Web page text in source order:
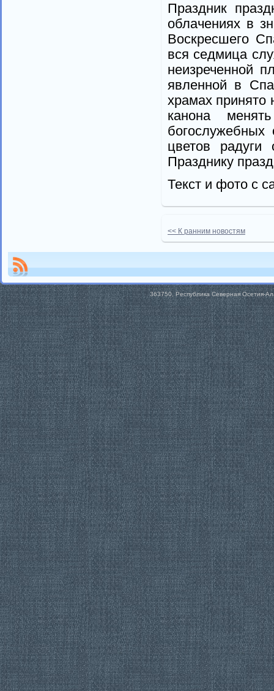
Праздник
облачениях в
Воскресшего
вся седмица
неизреченной
явленной в
храмах принято
канона
цветов
Празднику
Текст и фото с
<< К ранним новостям
363750, Республика Северная Осетия-